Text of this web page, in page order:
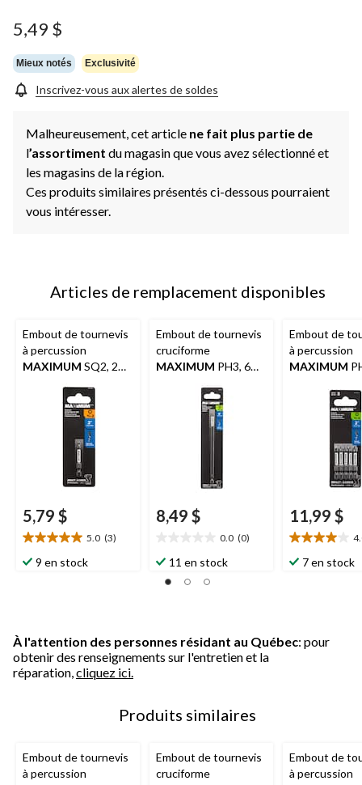
même
page.
5,49 $
Mieux notés Exclusivité
Inscrivez-vous aux alertes de soldes
Malheureusement, cet article ne fait plus partie de
l’assortiment du magasin que vous avez sélectionné et
les magasins de la région.
Ces produits similaires présentés ci-dessous pourraient
vous intéresser.
Articles de remplacement disponibles
Embout de tournevis
à percussion
MAXIMUM SQ2, 2
5,79 $
5.0 (3)
5.0
étoile(s)
9 en stock
Embout de tournevis
cruciforme
MAXIMUM PH3, 6
8,49 $
0.0 (0)
étoile(s)
sur
11 en stock
Embout de
à percussion
MAXIMUM
11,99 $
4.0
étoile(s)
7 en stock
À l'attention des personnes résidant au Québec: pour
obtenir des renseignements sur l'entretien et la
réparation, cliquez ici.
Produits similaires
Embout de tournevis
à percussion
Embout de tournevis
cruciforme
Embout de
à percussion